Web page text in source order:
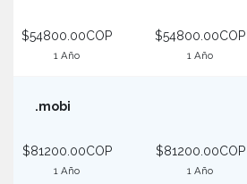
$54800.00COP
1 Año
$54800.00COP
1 Año
.mobi
$81200.00COP
1 Año
$81200.00COP
1 Año